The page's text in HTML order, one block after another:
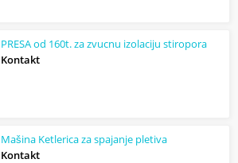
PRESA od 160t. za zvucnu izolaciju stiropora
Kontakt
Mašina Ketlerica za spajanje pletiva
Kontakt